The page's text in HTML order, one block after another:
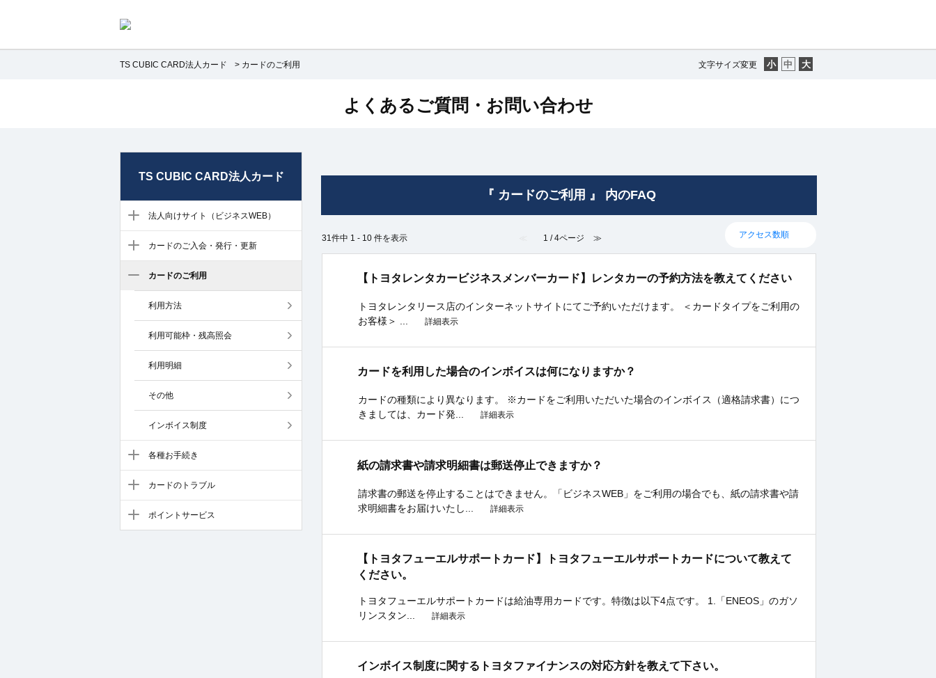
文字サイズ変更
TS CUBIC CARD法人カード > カードのご利用
TS CUBIC CARD法人カード
法人向けサイト（ビジネスWEB）
カードのご入会・発行・更新
カードのご利用
利用方法
利用可能枠・残高照会
利用明細
その他
インボイス制度
各種お手続き
カードのトラブル
ポイントサービス
よくあるご質問・お問い合わせ
『 カードのご利用 』 内のFAQ
31件中 1 - 10 件を表示 1 / 4ページ ≫
【トヨタレンタカービジネスメンバーカード】レンタカーの予約方法を教えてください
トヨタレンタリース店のインターネットサイトにてご予約いただけます。 ＜カードタイプをご利用の
お客様＞ ...
詳細表示
カードを利用した場合のインボイスは何になりますか？
カードの種類により異なります。 ※カードをご利用いただいた場合のインボイス（適格請求書）につ
きましては、カード発...
詳細表示
紙の請求書や請求明細書は郵送停止できますか？
請求書の郵送を停止することはできません。「ビジネスWEB」をご利用の場合でも、紙の請求書や請
求明細書をお届けいたし...
詳細表示
【トヨタフューエルサポートカード】トヨタフューエルサポートカードについて教えて
ください。
トヨタフューエルサポートカードは給油専用カードです。特徴は以下4点です。 1.「ENEOS」のガソ
リンスタン...
詳細表示
インボイス制度に関するトヨタファイナンスの対応方針を教えて下さい。